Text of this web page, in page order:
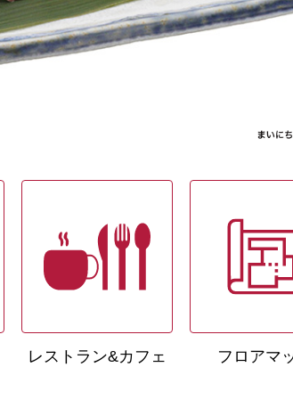
レストラン&カフェ フロアマ